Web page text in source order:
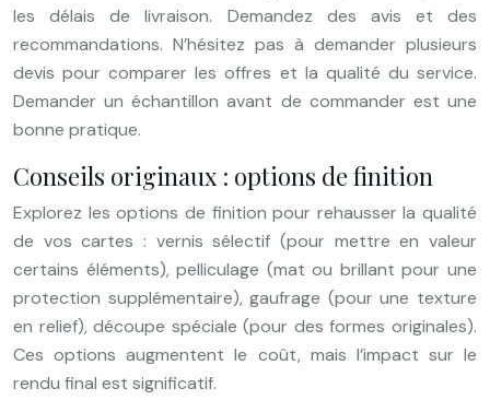
les délais de livraison. Demandez des avis et des
recommandations. N’hésitez pas à demander plusieurs
devis pour comparer les offres et la qualité du service.
Demander un échantillon avant de commander est une
bonne pratique.
Conseils originaux : options de finition
Explorez les options de finition pour rehausser la qualité
de vos cartes : vernis sélectif (pour mettre en valeur
certains éléments), pelliculage (mat ou brillant pour une
protection supplémentaire), gaufrage (pour une texture
en relief), découpe spéciale (pour des formes originales).
Ces options augmentent le coût, mais l’impact sur le
rendu final est significatif.